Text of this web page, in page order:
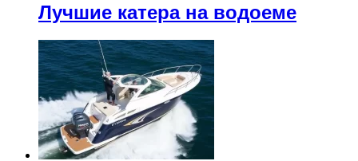
Лучшие катера на водоеме